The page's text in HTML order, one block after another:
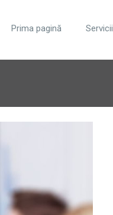
Prima pagină Servicii